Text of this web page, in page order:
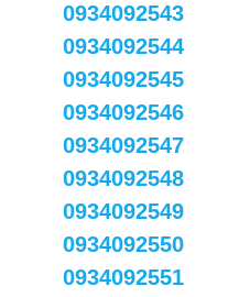
0934092543
0934092544
0934092545
0934092546
0934092547
0934092548
0934092549
0934092550
0934092551